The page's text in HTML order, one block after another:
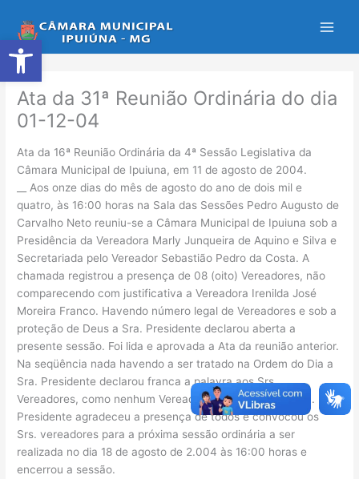
Abrir a barra de ferramentas
para
o
conteúdo
Ata da 31ª Reunião Ordinária do dia
01-12-04
Ata da 16ª Reunião Ordinária da 4ª Sessão Legislativa da
Câmara Municipal de Ipuiuna, em 11 de agosto de 2004.
__ Aos onze dias do mês de agosto do ano de dois mil e
quatro, às 16:00 horas na Sala das Sessões Pedro Augusto de
Carvalho Neto reuniu-se a Câmara Municipal de Ipuiuna sob a
Presidência da Vereadora Marly Junqueira de Aquino e Silva e
Secretariada pelo Vereador Sebastião Pedro da Costa. A
chamada registrou a presença de 08 (oito) Vereadores, não
comparecendo com justificativa a Vereadora Irenilda José
Moreira Franco. Havendo número legal de Vereadores e sob a
proteção de Deus a Sra. Presidente declarou aberta a
presente sessão. Foi lida e aprovada a Ata da reunião anterior.
Na seqüência nada havendo a ser tratado na Ordem do Dia a
Sra. Presidente declarou franca a palavra aos Srs.
Vereadores, como nenhum Vereador se manifestou a Sra.
Presidente agradeceu a presença de todos e convocou os
Srs. vereadores para a próxima sessão ordinária a ser
realizada no dia 18 de agosto de 2.004 às 16:00 horas e
encerrou a sessão.